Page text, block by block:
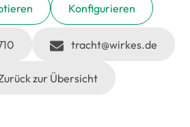
Konfigurieren
tracht@wirkes.de
zur Übersicht